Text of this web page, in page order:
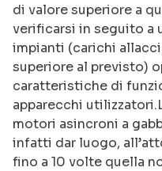
di valore superiore a
verificarsi in seguito a
impianti (carichi
superiore al previsto)
caratteristiche di
apparecchi
motori asincroni a
infatti dar luogo,
fino a 10 volte quella